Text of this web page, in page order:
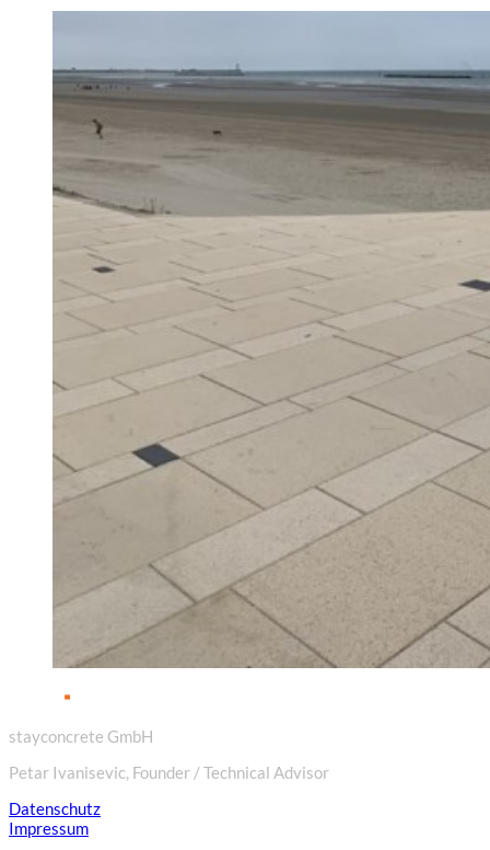
stayconcrete GmbH
Petar Ivanisevic, Founder / Technical Advisor
Datenschutz
Impressum